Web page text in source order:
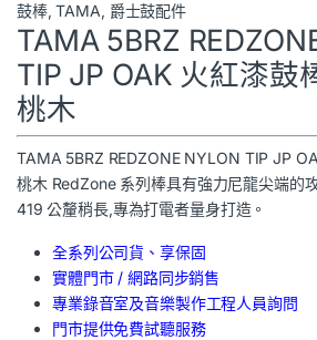
鼓棒,TAMA, 爵士鼓配件
TAMA 5BRZ
TIP JP OAK 火紅漆鼓
桃木
TAMA 5BRZ REDZONE NYLON TIP JP
桃木 RedZone 系列棒具有強力尼龍尖端的
419 公釐稍長,專為打電者量身打造。
全系列公司貨、享保固
實體門市 / 網路同步銷售
專業錄音室及音樂製作工程人員詢問
門市提供免費試聽服務